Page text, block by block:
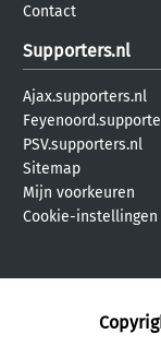
Contact
Supporters.nl
Ajax.supporters.nl
PSV.supporters.nl
Sitemap
Mijn voorkeuren
Cookie-instellingen